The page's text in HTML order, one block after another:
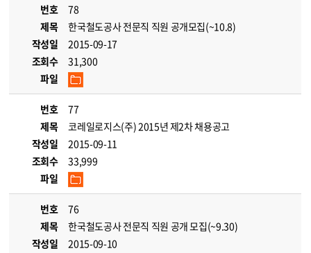
번호
78
제목
한국철도공사 전문직 직원 공개모집(~10.8)
작성일
2015-09-17
조회수
31,300
파일
번호
77
제목
코레일로지스(주) 2015년 제2차 채용공고
작성일
2015-09-11
조회수
33,999
파일
번호
76
제목
한국철도공사 전문직 직원 공개 모집(~9.30)
작성일
2015-09-10